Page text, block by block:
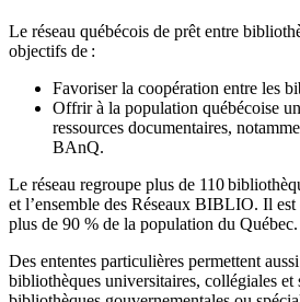
Le réseau québécois de prêt entre
objectifs de :
Favoriser la coopération entre les
Offrir à la population québécoise
ressources documentaires,
BAnQ.
Le réseau regroupe plus de 110bibliothè
et l’ensemble des Réseaux BIBLIO. Il est
plus de 90 % de la population du Québec.
Des ententes particulières permettent
bibliothèques universitaires, collégiales et